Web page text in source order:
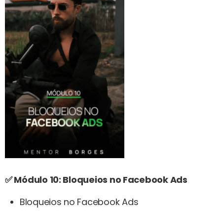
✅ Módulo 10: Bloqueios no Facebook Ads
Bloqueios no Facebook Ads